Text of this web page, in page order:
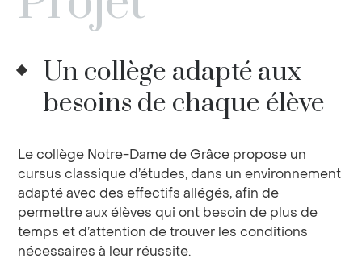
Un collège adapté aux
besoins de chaque élève
Le collège Notre-Dame de Grâce propose un
cursus classique d’études, dans un environnement
adapté avec des effectifs allégés, afin de
permettre aux élèves qui ont besoin de plus de
temps et d’attention de trouver les conditions
nécessaires à leur réussite.